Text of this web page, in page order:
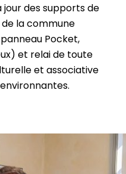
jour des supports de
la commune
Pocket,
et relai de toute
et associative